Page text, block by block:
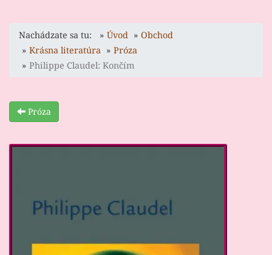
Nachádzate sa tu: Úvod
Obchod
Krásna literatúra
Próza
Philippe Claudel: Končím
Próza